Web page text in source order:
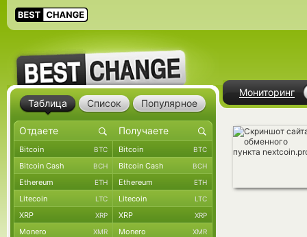
Мониторинг
Таблица Список Популярное
Bitcoin BTC Bitcoin BTC
Bitcoin Cash BCH Bitcoin Cash BCH
Ethereum ETH Ethereum ETH
Litecoin LTC Litecoin LTC
XRP XRP XRP XRP
Monero XMR Monero XMR